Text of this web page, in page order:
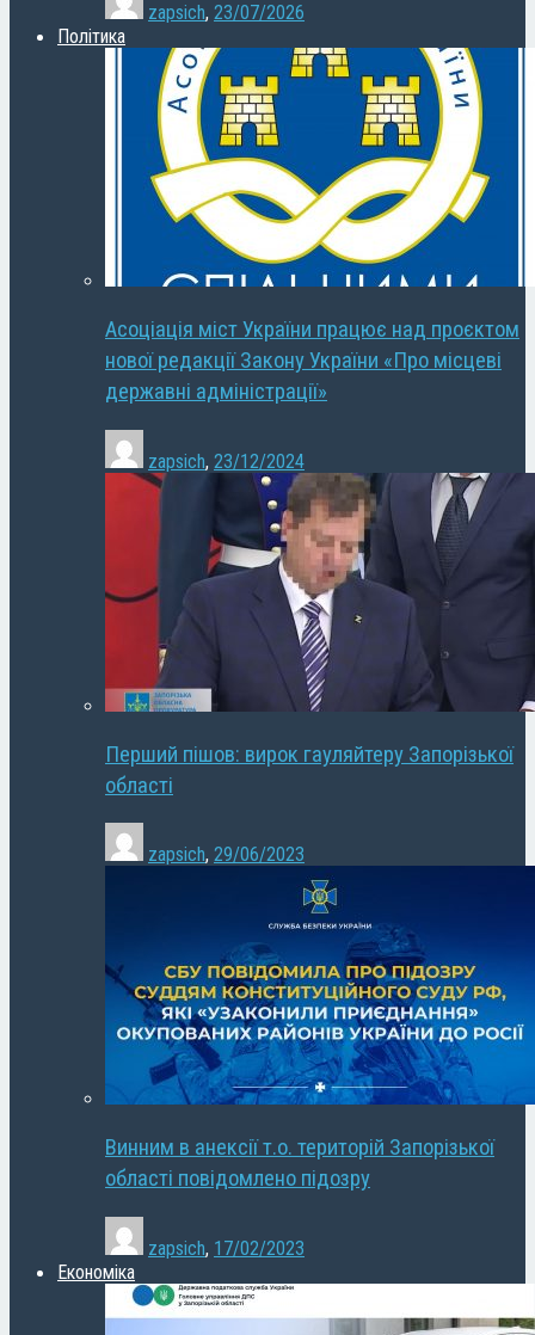
zapsich, 23/07/2026
Політика
Асоціація міст України працює над проєктом
нової редакції Закону України «Про місцеві
державні адміністрації»
zapsich, 23/12/2024
Перший пішов: вирок гауляйтеру Запорізької
області
zapsich, 29/06/2023
Винним в анексії т.о. територій Запорізької
області повідомлено підозру
zapsich, 17/02/2023
Економіка